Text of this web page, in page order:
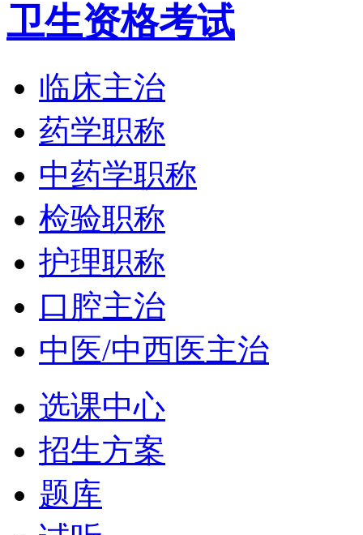
卫生资格考试
临床主治
药学职称
中药学职称
检验职称
护理职称
口腔主治
中医/中西医主治
选课中心
招生方案
题库